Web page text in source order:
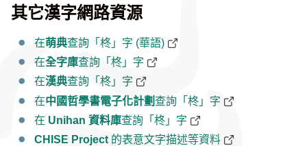
其它漢字網路資源
在萌典查詢「柊」字 (華語)
在全字庫查詢「柊」字
在漢典查詢「柊」字
在中國哲學書電子化計劃查詢「柊」字
在 Unihan 資料庫查詢「柊」字
CHISE Project 的表意文字描述等資料